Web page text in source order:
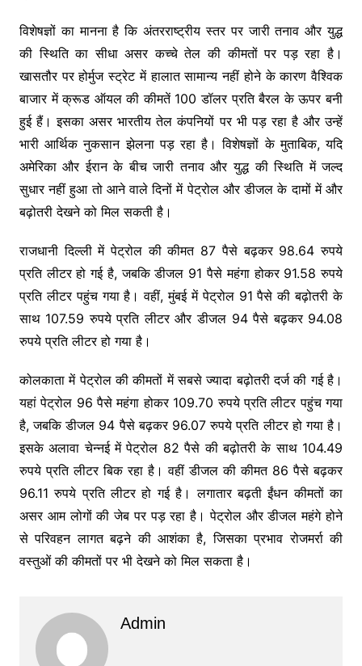
विशेषज्ञों का मानना है कि अंतरराष्ट्रीय स्तर पर जारी तनाव और युद्ध
की स्थिति का सीधा असर कच्चे तेल की कीमतों पर पड़ रहा है।
खासतौर पर होर्मुज स्ट्रेट में हालात सामान्य नहीं होने के कारण वैश्विक
बाजार में क्रूड ऑयल की कीमतें 100 डॉलर प्रति बैरल के ऊपर बनी
हुई हैं। इसका असर भारतीय तेल कंपनियों पर भी पड़ रहा है और उन्हें
भारी आर्थिक नुकसान झेलना पड़ रहा है। विशेषज्ञों के मुताबिक, यदि
अमेरिका और ईरान के बीच जारी तनाव और युद्ध की स्थिति में जल्द
सुधार नहीं हुआ तो आने वाले दिनों में पेट्रोल और डीजल के दामों में और
बढ़ोतरी देखने को मिल सकती है।
राजधानी दिल्ली में पेट्रोल की कीमत 87 पैसे बढ़कर 98.64 रुपये
प्रति लीटर हो गई है, जबकि डीजल 91 पैसे महंगा होकर 91.58 रुपये
प्रति लीटर पहुंच गया है। वहीं, मुंबई में पेट्रोल 91 पैसे की बढ़ोतरी के
साथ 107.59 रुपये प्रति लीटर और डीजल 94 पैसे बढ़कर 94.08
रुपये प्रति लीटर हो गया है।
कोलकाता में पेट्रोल की कीमतों में सबसे ज्यादा बढ़ोतरी दर्ज की गई है।
यहां पेट्रोल 96 पैसे महंगा होकर 109.70 रुपये प्रति लीटर पहुंच गया
है, जबकि डीजल 94 पैसे बढ़कर 96.07 रुपये प्रति लीटर हो गया है।
इसके अलावा चेन्नई में पेट्रोल 82 पैसे की बढ़ोतरी के साथ 104.49
रुपये प्रति लीटर बिक रहा है। वहीं डीजल की कीमत 86 पैसे बढ़कर
96.11 रुपये प्रति लीटर हो गई है। लगातार बढ़ती ईंधन कीमतों का
असर आम लोगों की जेब पर पड़ रहा है। पेट्रोल और डीजल महंगे होने
से परिवहन लागत बढ़ने की आशंका है, जिसका प्रभाव रोजमर्रा की
वस्तुओं की कीमतों पर भी देखने को मिल सकता है।
Admin